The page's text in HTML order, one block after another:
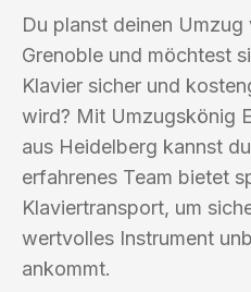
Du planst deinen
Grenoble und möchtest
Klavier sicher und
wird? Mit Umzugskönig
aus Heidelberg kannst
erfahrenes Team bietet
Klaviertransport, um
wertvolles Instrument
ankommt.